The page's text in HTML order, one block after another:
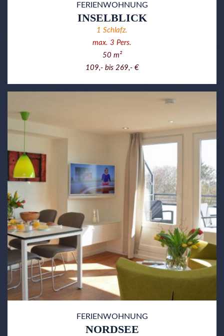
FERIENWOHNUNG
INSELBLICK
1 Schlafz.
max. 3 Pers.
50m²
109,- bis 269,- €
FERIENWOHNUNG
NORDSEE